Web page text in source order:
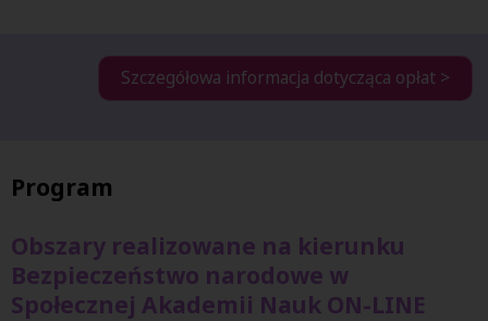
Szczegółowa informacja dotycząca opłat >
Program
Obszary realizowane na kierunku
Bezpieczeństwo narodowe w
Społecznej Akademii Nauk ON-LINE